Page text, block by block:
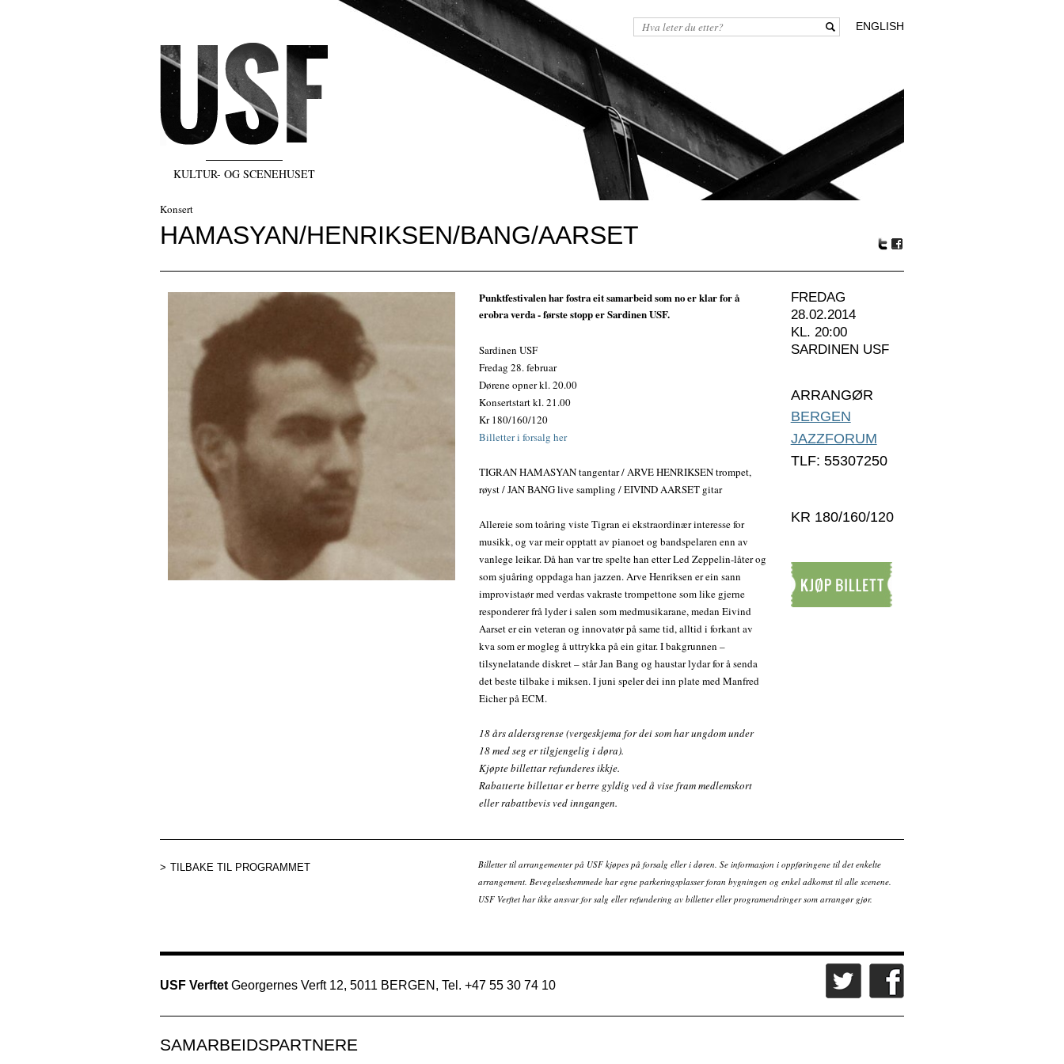
KULTUR- OG SCENEHUSET
ENGLISH
Konsert
HAMASYAN/HENRIKSEN/BANG/AARSET
Punktfestivalen har fostra eit samarbeid som no er klar for å
erobra verda - første stopp er Sardinen USF.
Sardinen USF
Fredag 28. februar
Dørene opner kl. 20.00
Konsertstart kl. 21.00
Kr 180/160/120
Billetter i forsalg her
TIGRAN HAMASYAN tangentar / ARVE HENRIKSEN trompet,
røyst / JAN BANG live sampling / EIVIND AARSET gitar
Allereie som toåring viste Tigran ei ekstraordinær interesse for
musikk, og var meir opptatt av pianoet og bandspelaren enn av
vanlege leikar. Då han var tre spelte han etter Led Zeppelin-låter og
som sjuåring oppdaga han jazzen. Arve Henriksen er ein sann
improvistaør med verdas vakraste trompettone som like gjerne
responderer frå lyder i salen som medmusikarane, medan Eivind
Aarset er ein veteran og innovatør på same tid, alltid i forkant av
kva som er mogleg å uttrykka på ein gitar. I bakgrunnen –
tilsynelatande diskret – står Jan Bang og haustar lydar for å senda
det beste tilbake i miksen. I juni speler dei inn plate med Manfred
Eicher på ECM.
18 års aldersgrense (vergeskjema for dei som har ungdom under
18 med seg er tilgjengelig i døra).
Kjøpte billettar refunderes ikkje.
Rabatterte billettar er berre gyldig ved å vise fram medlemskort
eller rabattbevis ved inngangen.
FREDAG
28.02.2014
KL. 20:00
SARDINEN USF
ARRANGØR
BERGEN
JAZZFORUM
TLF: 55307250
KR 180/160/120
TILBAKE TIL PROGRAMMET
Billetter til arrangementer på USF kjøpes på forsalg eller i døren. Se informasjon i oppføringene til det enkelte
arrangement. Bevegelseshemmede har egne parkeringsplasser foran bygningen og enkel adkomst til alle scenene.
USF Verftet har ikke ansvar for salg eller refundering av billetter eller programendringer som arrangør gjør.
USF Verftet Georgernes Verft 12, 5011 BERGEN, Tel. +47 55 30 74 10
SAMARBEIDSPARTNERE